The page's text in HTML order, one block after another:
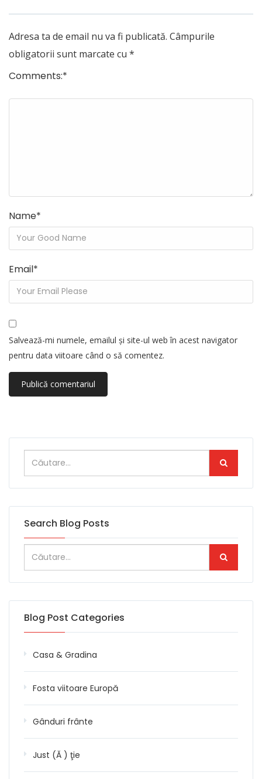
Adresa ta de email nu va fi publicată. Câmpurile
obligatorii sunt marcate cu *
Comments:*
Name*
Email*
Salvează-mi numele, emailul și site-ul web în acest navigator
pentru data viitoare când o să comentez.
Search Blog Posts
Blog Post Categories
Casa & Gradina
Fosta viitoare Europă
Gânduri frânte
Just (Ă ) ţie